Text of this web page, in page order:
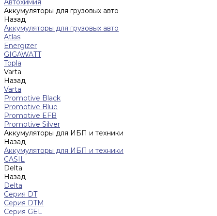
Автохимия
Аккумуляторы для грузовых авто
Назад
Аккумуляторы для грузовых авто
Atlas
Energizer
GIGAWATT
Topla
Varta
Назад
Varta
Promotive Black
Promotive Blue
Promotive EFB
Promotive Silver
Аккумуляторы для ИБП и техники
Назад
Аккумуляторы для ИБП и техники
CASIL
Delta
Назад
Delta
Серия DT
Серия DTM
Серия GEL